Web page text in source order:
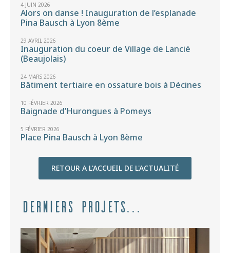
Alors on danse ! Inauguration de l’esplanade
Pina Bausch à Lyon 8ème
4 JUIN 2026
Inauguration du coeur de Village de Lancié
(Beaujolais)
29 AVRIL 2026
Bâtiment tertiaire en ossature bois à Décines
24 MARS 2026
Baignade d’Hurongues à Pomeys
10 FÉVRIER 2026
Place Pina Bausch à Lyon 8ème
5 FÉVRIER 2026
RETOUR A L'ACCUEIL DE L'ACTUALITÉ
Derniers projets...